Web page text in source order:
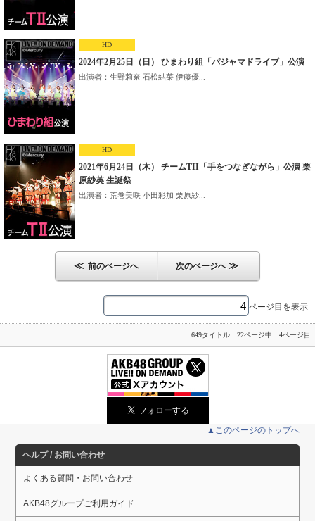
HD
2024年2月25日（日） ひまわり組「パジャマドライブ」公演
出演者：生野莉奈 石松結菜 伊藤優...
HD
2021年6月24日（木） チームTII「手をつなぎながら」公演 栗
原紗英 生誕祭
出演者：荒巻美咲 小田彩加 栗原紗...
≪ 前のページへ 次のページへ≫
ページ目を表示
649タイトル 22ページ中 4ページ目
▲このページのトップへ
ヘルプ / お問い合わせ
よくある質問・お問い合わせ
AKB48グループご利用ガイド